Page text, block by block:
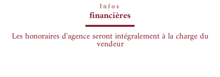
Infos
financières
Les honoraires d'agence seront intégralement à la charge du
vendeur